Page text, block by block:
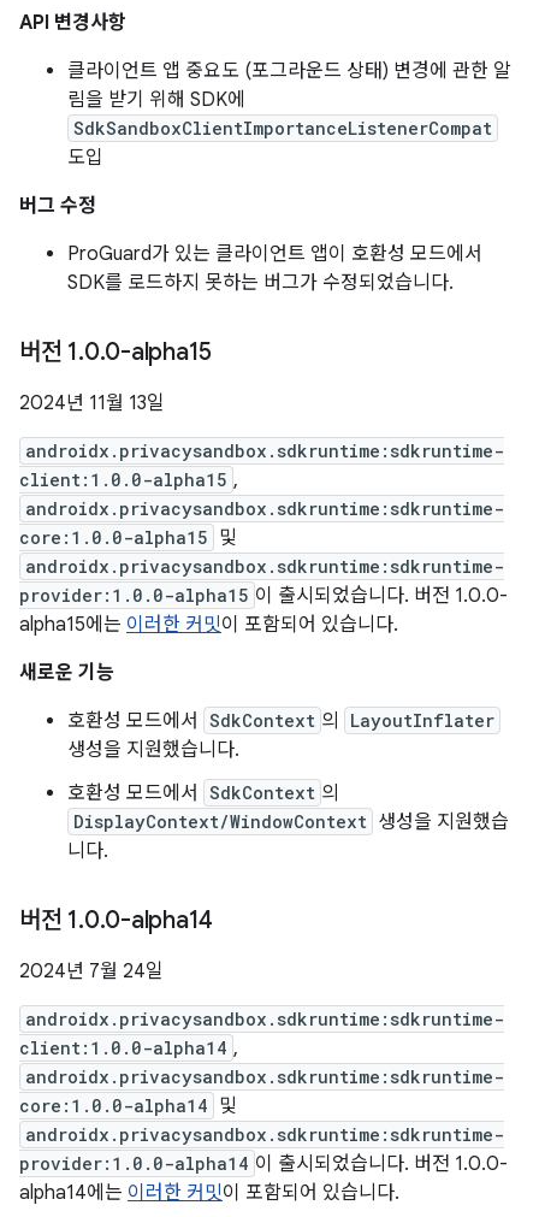
API 변경사항
클라이언트 앱 중요도 (포그라운드 상태) 변경에 관한 알
림을 받기 위해 SDK에
SdkSandboxClientImportanceListenerCompat
도입
버그 수정
ProGuard가 있는 클라이언트 앱이 호환성 모드에서
SDK를 로드하지 못하는 버그가 수정되었습니다.
버전 1.0.0-alpha15
2024년 11월 13일
androidx.privacysandbox.sdkruntime:sdkruntime-
client:1.0.0-alpha15 ,
androidx.privacysandbox.sdkruntime:sdkruntime-
core:1.0.0-alpha15 및
androidx.privacysandbox.sdkruntime:sdkruntime-
provider:1.0.0-alpha15 이 출시되었습니다. 버전 1.0.0-
alpha15에는 이러한 커밋이 포함되어 있습니다.
새로운 기능
호환성 모드에서
SdkContext 의 LayoutInflater
생성을 지원했습니다.
호환성 모드에서
SdkContext 의
DisplayContext/WindowContext 생성을 지원했습
니다.
버전 1.0.0-alpha14
2024년 7월 24일
androidx.privacysandbox.sdkruntime:sdkruntime-
client:1.0.0-alpha14 ,
androidx.privacysandbox.sdkruntime:sdkruntime-
core:1.0.0-alpha14 및
androidx.privacysandbox.sdkruntime:sdkruntime-
provider:1.0.0-alpha14 이 출시되었습니다. 버전 1.0.0-
alpha14에는 이러한 커밋이 포함되어 있습니다.